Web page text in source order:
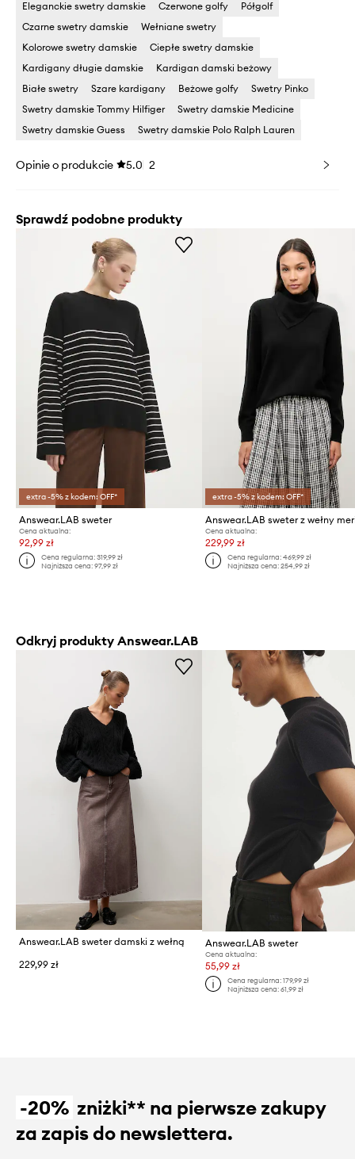
Eleganckie swetry damskie Czerwone golfy
Półgolf
Czarne swetry damskie
Wełniane swetry
Kolorowe swetry damskie
Ciepłe swetry damskie
Kardigany długie damskie
Kardigan damski beżowy
Białe swetry
Szare kardigany Beżowe golfy
Swetry Pinko
Swetry damskie Tommy Hilfiger
Swetry damskie Medicine
Swetry damskie Guess
Swetry damskie Polo Ralph Lauren
Opinie o produkcie 5.0 2
Sprawdź podobne produkty
extra -5% z kodem: OFF*
Answear.LAB sweter
Cena aktualna:
92,99 zł
Cena regularna:319,99 zł
Najniższa cena:97,99 zł
extra -5% z kodem: OFF*
Cena aktualna:
229,99 zł
Cena regularna: 469,99 zł
Najniższa cena: 254,99 zł
Odkryj produkty Answear.LAB
Answear.LAB sweter damski z wełną
229,99 zł
Answear.LAB sweter
Cena aktualna:
55,99 zł
Cena regularna: 179,99 zł
Najniższa cena: 61,99 zł
-20% zniżki** na pierwsze zakupy
za zapis do newslettera.